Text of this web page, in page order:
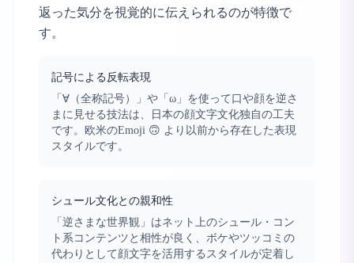
返った気分を視覚的に伝えられるのが特徴で
す。
記号による反転表現
「∀（全称記号）」や「ω」を使って口や顔を逆さ
まに見せる技法は、日本の顔文字文化独自の工夫
です。欧米のEmoji 🙃 より以前から存在した表現
スタイルです。
シュール文化との親和性
「逆さまな世界観」はネット上のシュール・コン
ト系コンテンツと相性が良く、ボケやツッコミの
代わりとして顔文字を活用するスタイルが定着し